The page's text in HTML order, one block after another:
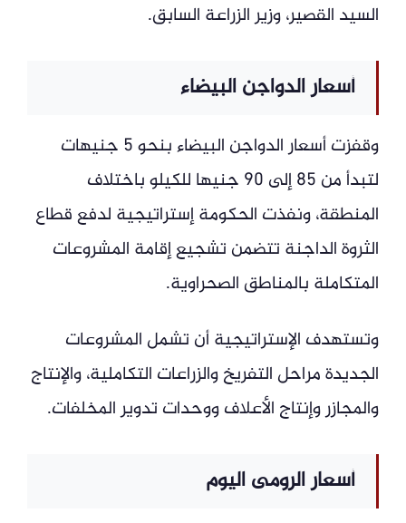
السيد القصير، وزير الزراعة السابق.
أسعار الدواجن البيضاء
وقفزت أسعار الدواجن البيضاء بنحو 5 جنيهات
لتبدأ من 85 إلى 90 جنيها للكيلو باختلاف
المنطقة، ونفذت الحكومة إستراتيجية لدفع قطاع
الثروة الداجنة تتضمن تشجيع إقامة المشروعات
المتكاملة بالمناطق الصحراوية.
وتستهدف الإستراتيجية أن تشمل المشروعات
الجديدة مراحل التفريخ والزراعات التكاملية، والإنتاج
والمجازر وإنتاج الأعلاف ووحدات تدوير المخلفات.
أسعار الرومى اليوم